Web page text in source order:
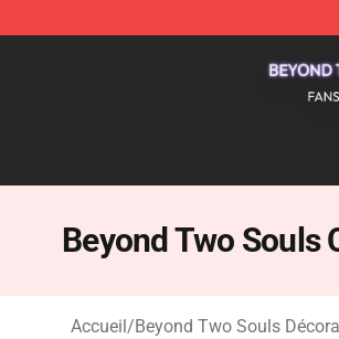
Beyond Two Souls
Accueil/Beyond Two Souls